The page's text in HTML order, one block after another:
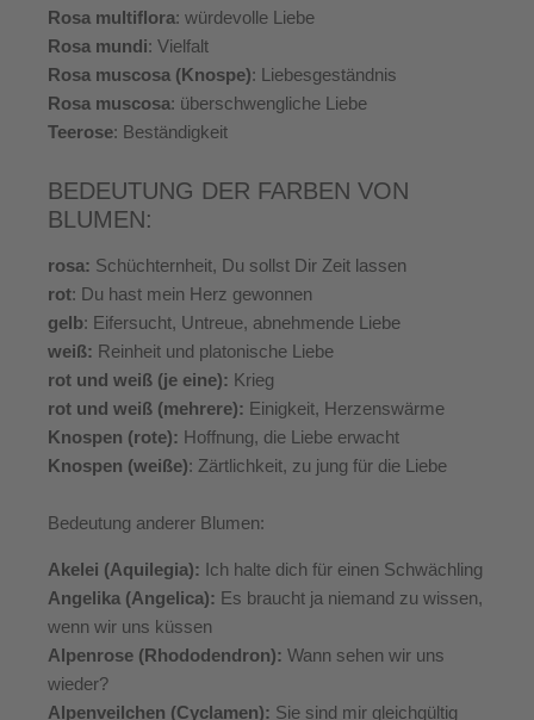
Rosa multiflora: würdevolle Liebe
Rosa mundi: Vielfalt
Rosa muscosa (Knospe): Liebesgeständnis
Rosa muscosa: überschwengliche Liebe
Teerose: Beständigkeit
BEDEUTUNG DER FARBEN VON
BLUMEN:
rosa: Schüchternheit, Du sollst Dir Zeit lassen
rot: Du hast mein Herz gewonnen
gelb: Eifersucht, Untreue, abnehmende Liebe
weiß: Reinheit und platonische Liebe
rot und weiß (je eine): Krieg
rot und weiß (mehrere): Einigkeit, Herzenswärme
Knospen (rote): Hoffnung, die Liebe erwacht
Knospen (weiße): Zärtlichkeit, zu jung für die Liebe
Bedeutung anderer Blumen:
Akelei (Aquilegia): Ich halte dich für einen Schwächling
Angelika (Angelica): Es braucht ja niemand zu wissen,
wenn wir uns küssen
Alpenrose (Rhododendron): Wann sehen wir uns
wieder?
Alpenveilchen (Cyclamen): Sie sind mir gleichgültig